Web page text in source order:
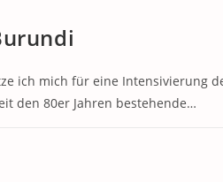
ich mich für eine Intensivierung
den 80er Jahren bestehende…